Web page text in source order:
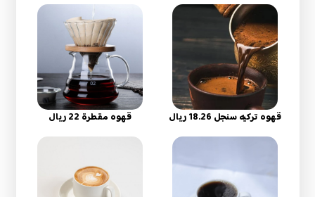
قهوه تركيه سنجل 18.26 ريال قهوه مقطرة 22 ريال